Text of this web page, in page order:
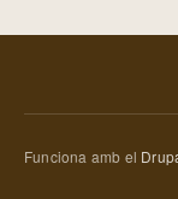
Funciona amb el